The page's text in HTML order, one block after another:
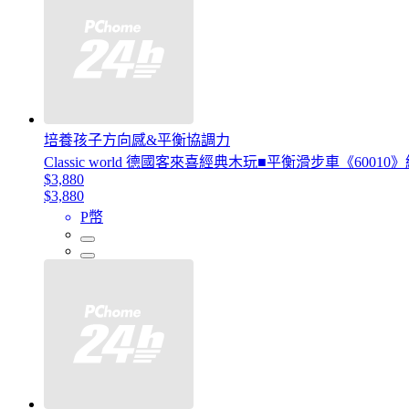
培養孩子方向感&平衡協調力
Classic world 德國客來喜經典木玩■平衡滑步車《60010
$3,880
$3,880
P幣